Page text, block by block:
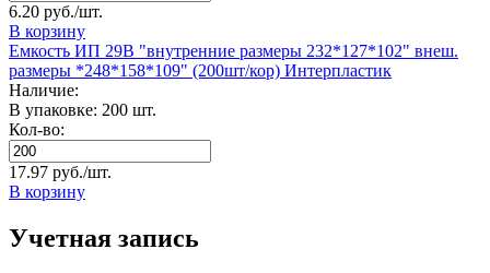
6.20 руб./шт.
В корзину
Емкость ИП 29В "внутренние размеры 232*127*102" внеш.
размеры *248*158*109" (200шт/кор) Интерпластик
Наличие:
В упаковке: 200 шт.
Кол-во:
17.97 руб./шт.
В корзину
Учетная запись